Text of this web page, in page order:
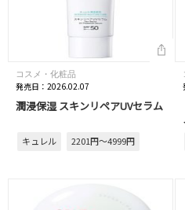
コスメ・化粧品
発売日：2026.02.07
潤浸保湿 スキンリペアUVセラム
キュレル 2201円～4999円